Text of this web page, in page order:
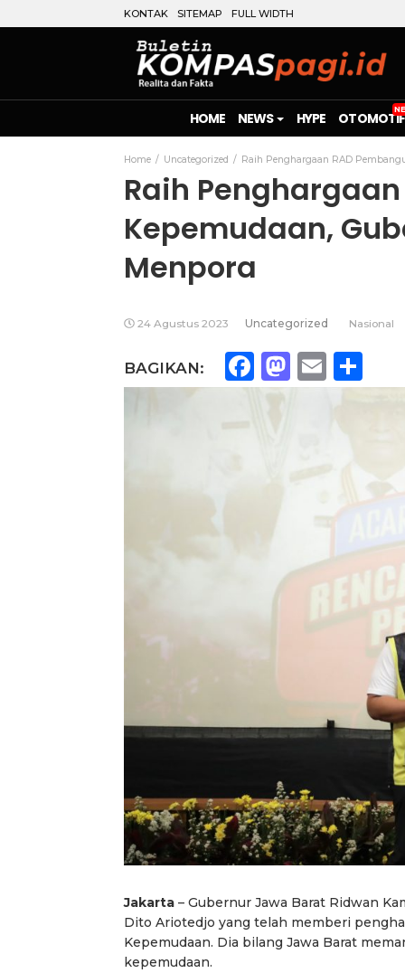
KONTAK SITEMAP FULL WIDTH
HOME NEWS HYPE OTOMOTIF
Home Uncategorized Raih Penghargaan RAD
Raih
Kepemudaan,
Menpora
24 Agustus 2023 Uncategorized Nasional
BAGIKAN: Facebook
Email
Jakarta – Gubernur Jawa Barat Ridwan
Dito Ariotedjo yang telah memberi
Kepemudaan. Dia bilang Jawa Barat
kepemudaan.